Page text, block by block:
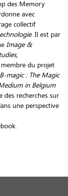
des Memory
avec
Emmanuelle Fantin et Katharina Niemeyer l’ouvrage collectif
. Il est par
Image &
du projet
B-magic : The Magic
in Belgium
des recherches sur
une perspective